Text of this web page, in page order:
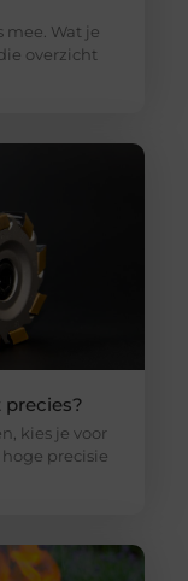
Wat je
overzicht
kies je voor
precisie